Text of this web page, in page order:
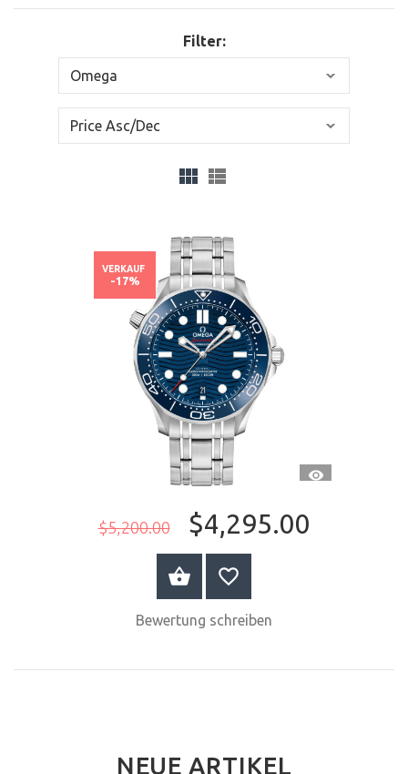
Filter:
$5,200.00 $4,295.00
VERKAUF
-17%
JETZT KAUFEN
Bewertung schreiben
NEUE ARTIKEL